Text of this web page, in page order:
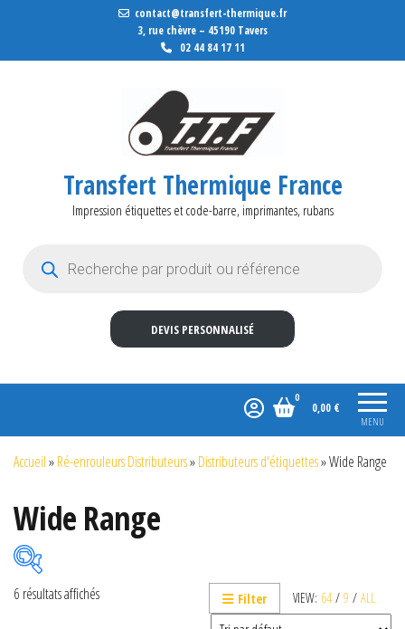
contact@transfert-thermique.fr
3, rue chèvre – 45190 Tavers
02 44 84 17 11
Transfert Thermique France
Impression étiquettes et code-barre, imprimantes, rubans
DEVIS PERSONNALISÉ
MENU
0
0,00 €
Accueil»Ré-enrouleurs Distributeurs»Distributeurs d'étiquettes»Wide Range
Wide Range
VIEW: 64 / 9 / ALL
Filter
6 résultats affichés